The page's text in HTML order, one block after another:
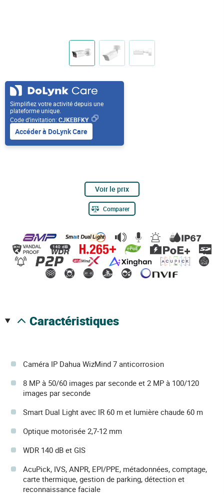
Simplifiez votre activité depuis une
plateforme unique.
Code d’invitation: CJKEBFKY
Accéder à DoLynk Care
Voir le prix
Comparer
caractéristiques
Caméra IP Dahua WizMind 7 anticorrosion
8 MP à 50/60 images par seconde et 2 MP à 100/120
images par seconde
Smart Dual Light avec IR 60 m et lumière chaude 60 m
Optique motorisée 2,7-12 mm
WDR 140 dB et GIS
AcuPick, IVS, ANPR, EPI/PPE, métadonnées, comptage,
carte thermique, gestion de parking, détection et
reconnaissance faciale